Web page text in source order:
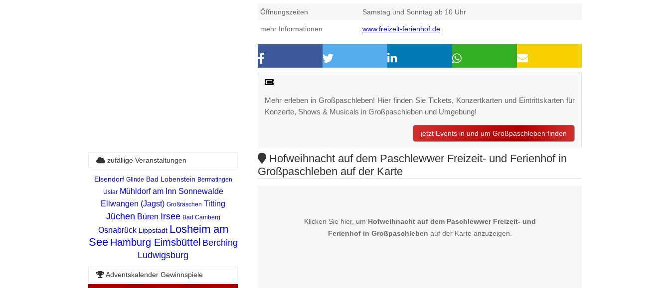
Öffnungszeiten Samstag und Sonntag ab 10 Uhr
mehr Informationen www.freizeit-ferienhof.de
Mehr erleben in Großpaschleben! Hier finden Sie Tickets, Konzertkarten und Eintrittskarten für
Konzerte, Shows & Musicals in Großpaschleben und Umgebung!
jetzt Events in und um Großpaschleben finden
Hofweihnacht auf dem Paschlewwer Freizeit- und Ferienhof in
Großpaschleben auf der Karte
Klicken Sie hier, um Hofweihnacht auf dem Paschlewwer Freizeit- und
Ferienhof in Großpaschleben auf der Karte anzuzeigen.
zufällige Veranstaltungen
Elsendorf Glinde Bad Lobenstein Bermatingen
Uslar Mühldorf am Inn Sonnewalde
Ellwangen (Jagst) Großräschen Titting
Jüchen Büren Irsee Bad Camberg
Osnabrück Lippstadt Losheim am
See Hamburg Eimsbüttel Berching
Ludwigsburg
Adventskalender Gewinnspiele